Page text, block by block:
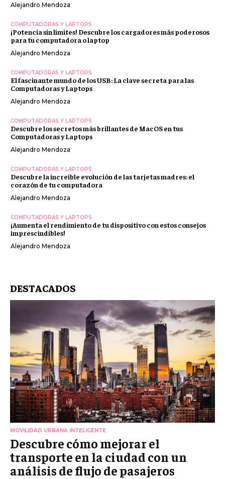
Alejandro Mendoza
COMPUTADORAS Y LAPTOPS
¡Potencia sin límites! Descubre los cargadores más poderosos
para tu computadora o laptop
Alejandro Mendoza
COMPUTADORAS Y LAPTOPS
El fascinante mundo de los USB: La clave secreta para las
Computadoras y Laptops
Alejandro Mendoza
COMPUTADORAS Y LAPTOPS
Descubre los secretos más brillantes de MacOS en tus
Computadoras y Laptops
Alejandro Mendoza
COMPUTADORAS Y LAPTOPS
Descubre la increíble evolución de las tarjetas madres: el
corazón de tu computadora
Alejandro Mendoza
COMPUTADORAS Y LAPTOPS
¡Aumenta el rendimiento de tu dispositivo con estos consejos
imprescindibles!
Alejandro Mendoza
DESTACADOS
MOVILIDAD URBANA INTELIGENTE
Descubre cómo mejorar el
transporte en la ciudad con un
análisis de flujo de pasajeros